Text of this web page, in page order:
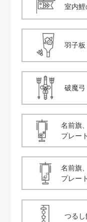
室内鯉
羽子板
破魔弓
名前旗
プレー
名前旗
プレー
つるし